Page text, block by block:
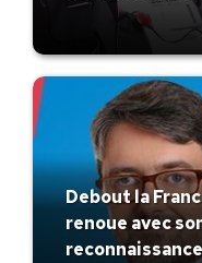
Debout la
renoue avec